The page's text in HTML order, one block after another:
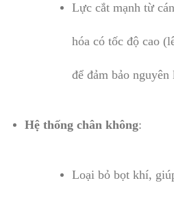
Lực cắt mạnh từ
hóa có tốc độ cao
để đảm bảo
Hệ thống chân không:
Loại bỏ bọt khí,